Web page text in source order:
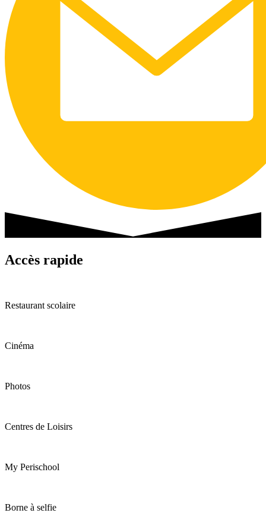
Accès rapide
Restaurant scolaire
Cinéma
Photos
Centres de Loisirs
My Perischool
Borne à selfie